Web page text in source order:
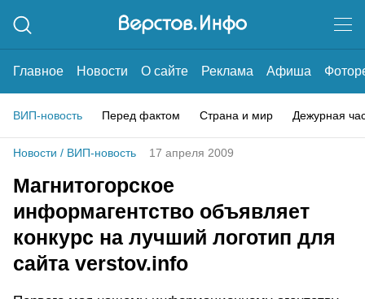
Главное Новости О сайте Реклама Афиша
ВИП-новость Перед фактом Страна и мир Дежурная
Новости / ВИП-новость 17 апреля 2009
Магнитогорское
информагентство объявляет
конкурс на лучший логотип для
сайта verstov.info